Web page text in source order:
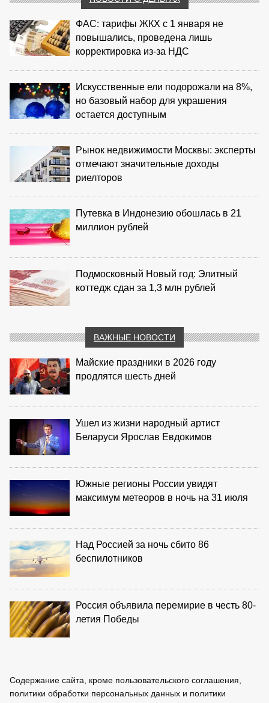
ФАС: тарифы ЖКХ с 1 января не
повышались, проведена лишь
корректировка из‑за НДС
Искусственные ели подорожали на 8%,
но базовый набор для украшения
остается доступным
Рынок недвижимости Москвы: эксперты
отмечают значительные доходы
риелторов
Путевка в Индонезию обошлась в 21
миллион рублей
Подмосковный Новый год: Элитный
коттедж сдан за 1,3 млн рублей
ВАЖНЫЕ НОВОСТИ
Майские праздники в 2026 году
продлятся шесть дней
Ушел из жизни народный артист
Беларуси Ярослав Евдокимов
Южные регионы России увидят
максимум метеоров в ночь на 31 июля
Над Россией за ночь сбито 86
беспилотников
Россия объявила перемирие в честь 80-
летия Победы
Содержание сайта, кроме пользовательского соглашения,
политики обработки персональных данных и политики